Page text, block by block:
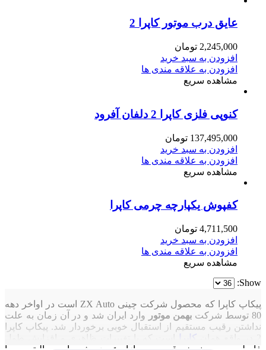
عایق درب موتور کاپرا 2
2,245,000 تومان
افزودن به سبد خرید
افزودن به علاقه مندی ها
مشاهده سریع
کنوپی فلزی کاپرا 2 دلفان آفرود
137,495,000 تومان
افزودن به سبد خرید
افزودن به علاقه مندی ها
مشاهده سریع
کفپوش یکپارچه چرمی کاپرا
4,711,500 تومان
افزودن به سبد خرید
افزودن به علاقه مندی ها
مشاهده سریع
Show:
پیکاپ کاپرا که محصول شرکت چینی ZX Auto است در اواخر دهه
80 توسط شرکت
بهمن موتور
وارد ایران شد و در آن زمان به علت
نداشتن رقیب مستقیم از استقبال خوبی برخوردار شد. پیکاپ کاپرا